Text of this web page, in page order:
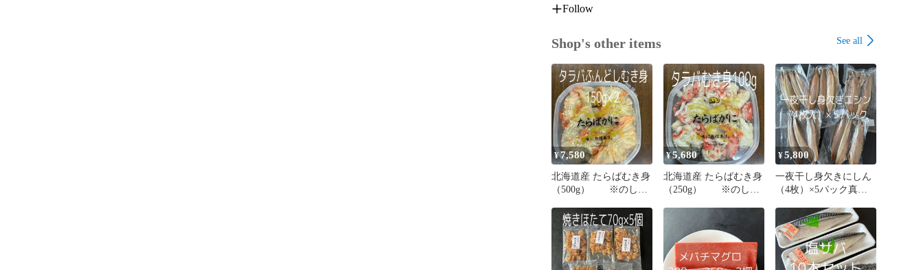
Follow
Shop's other items See all
¥7,580
北海道産 たらばむき身
（500g） ※のし対
¥5,680
北海道産 たらばむき身
（250g） ※のし対
¥5,800
一夜干し身欠きにしん
（4枚）×5パック真空